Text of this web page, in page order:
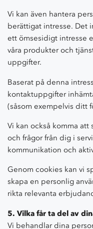
Vi kan även hantera
berättigat intresse. Det
ett ömsesidigt intresse
våra produkter och
uppgifter.
Baserat på denna
kontaktuppgifter
(såsom exempelvis ditt
Vi kan också komma
och frågor från dig i
kommunikation och
Genom cookies kan vi
skapa en personlig
rikta relevanta
5. Vilka får ta del av
Vi behandlar dina